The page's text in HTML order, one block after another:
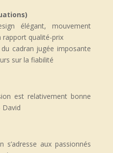
élégant, mouvement
rapport qualité-prix
du cadran jugée imposante
sur la fiabilité
est relativement bonne
s’adresse aux passionnés